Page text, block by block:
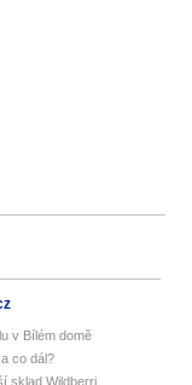
v Bílém domě
co dál?
sklad Wildberri...